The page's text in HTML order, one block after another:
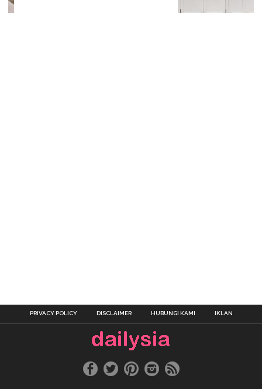
PRIVACY POLICY DISCLAIMER HUBUNGI KAMI IKLAN